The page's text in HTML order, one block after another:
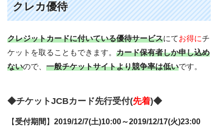
クレカ優待
クレジットカードに付いている優待サービスにてお得にチ
ケットを取ることもできます。 カード保有者しか申し込め
ないので、 一般チケットサイトより競争率は低いです。
◆チケットJCBカード先行受付(先着)◆
【 受付期間 】 2019/12/7(土)10:00～2019/12/17(火)23:00